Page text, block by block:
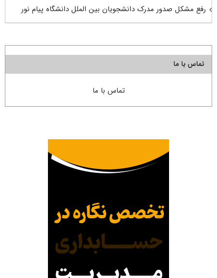
رفع مشکل صدور مدرک دانشجویان بین الملل دانشگاه پیام نور
تماس با ما
تماس با ما